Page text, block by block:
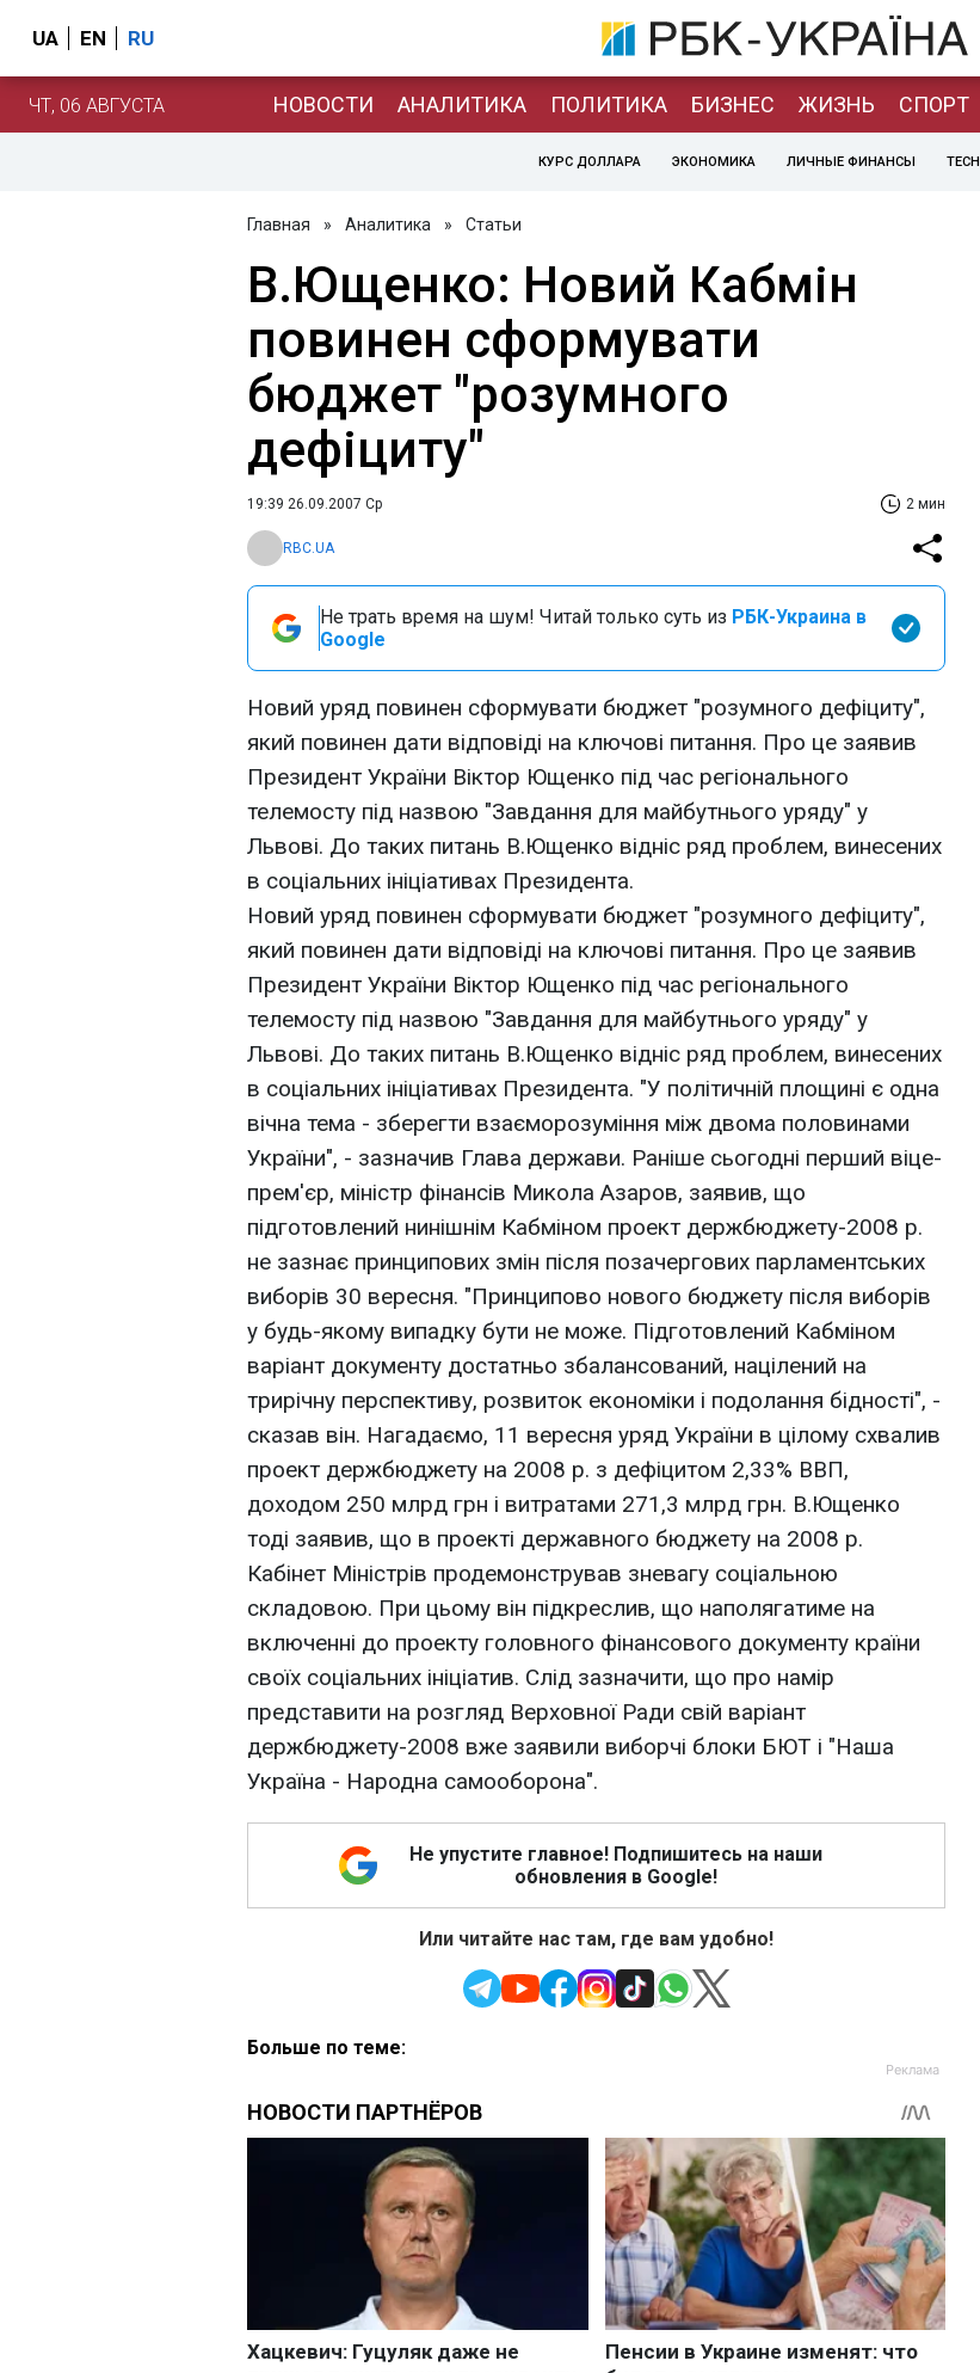
UA EN RU
ЧТ, 06 АВГУСТА НОВОСТИ АНАЛИТИКА ПОЛИТИКА БИЗНЕС ЖИЗНЬ СПОРТ
КУРС ДОЛЛАРА ЭКОНОМИКА ЛИЧНЫЕ ФИНАНСЫ TECH
Главная » Аналитика » Статьи
В.Ющенко: Новий Кабмін
повинен сформувати
бюджет "розумного
дефіциту"
19:39 26.09.2007 Ср 2 мин
RBC.UA
Не трать время на шум! Читай только суть из РБК-Украина в
Google
Новий уряд повинен сформувати бюджет "розумного дефіциту",
який повинен дати відповіді на ключові питання. Про це заявив
Президент України Віктор Ющенко під час регіонального
телемосту під назвою "Завдання для майбутнього уряду" у
Львові. До таких питань В.Ющенко відніс ряд проблем, винесених
в соціальних ініціативах Президента.
Новий уряд повинен сформувати бюджет "розумного дефіциту",
який повинен дати відповіді на ключові питання. Про це заявив
Президент України Віктор Ющенко під час регіонального
телемосту під назвою "Завдання для майбутнього уряду" у
Львові. До таких питань В.Ющенко відніс ряд проблем, винесених
в соціальних ініціативах Президента. "У політичній площині є одна
вічна тема - зберегти взаєморозуміння між двома половинами
України", - зазначив Глава держави. Раніше сьогодні перший віце-
прем'єр, міністр фінансів Микола Азаров, заявив, що
підготовлений нинішнім Кабміном проект держбюджету-2008 р.
не зазнає принципових змін після позачергових парламентських
виборів 30 вересня. "Принципово нового бюджету після виборів
у будь-якому випадку бути не може. Підготовлений Кабміном
варіант документу достатньо збалансований, націлений на
трирічну перспективу, розвиток економіки і подолання бідності", -
сказав він. Нагадаємо, 11 вересня уряд України в цілому схвалив
проект держбюджету на 2008 р. з дефіцитом 2,33% ВВП,
доходом 250 млрд грн і витратами 271,3 млрд грн. В.Ющенко
тоді заявив, що в проекті державного бюджету на 2008 р.
Кабінет Міністрів продемонстрував зневагу соціальною
складовою. При цьому він підкреслив, що наполягатиме на
включенні до проекту головного фінансового документу країни
своїх соціальних ініціатив. Слід зазначити, що про намір
представити на розгляд Верховної Ради свій варіант
держбюджету-2008 вже заявили виборчі блоки БЮТ і "Наша
Україна - Народна самооборона".
Не упустите главное! Подпишитесь на наши
обновления в Google!
Или читайте нас там, где вам удобно!
Больше по теме: